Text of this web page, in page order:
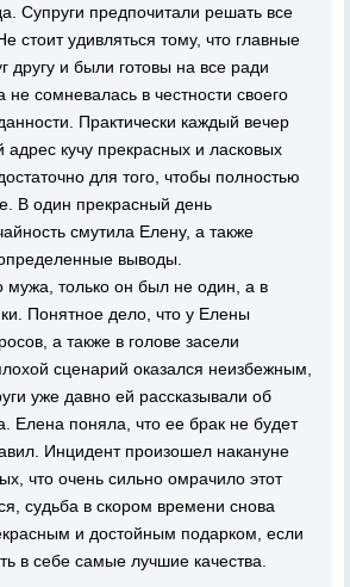
Супруги предпочитали решать все
стоит удивляться тому, что главные
другу и были готовы на все ради
сомневалась в честности своего
Практически каждый вечер
кучу прекрасных и ласковых
для того, чтобы полностью
В один прекрасный день
смутила Елену, а также
выводы.
мужа, только он был не один, а в
Понятное дело, что у Елены
а также в голове засели
сценарий оказался неизбежным,
уже давно ей рассказывали об
Елена поняла, что ее брак не будет
Инцидент произошел накануне
что очень сильно омрачило этот
судьба в скором времени снова
и достойным подарком, если
в себе самые лучшие качества.